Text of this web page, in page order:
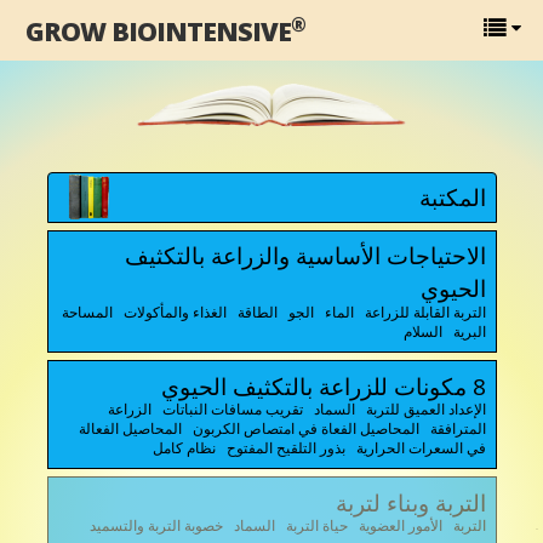
GROW BIOINTENSIVE®
المكتبة
الاحتياجات الأساسية والزراعة بالتكثيف
الحيوي
التربة القابلة للزراعة الماء الجو الطاقة الغذاء والمأكولات المساحة
البرية السلام
8 مكونات للزراعة بالتكثيف الحيوي
الإعداد العميق للتربة السماد تقريب مسافات النباتات الزراعة
المترافقة المحاصيل الفعاة في امتصاص الكربون المحاصيل الفعالة
في السعرات الحرارية بذور التلقيح المفتوح نظام كامل
التربة وبناء لتربة
التربة الأمور العضوية حياة التربة السماد خصوبة التربة والتسميد